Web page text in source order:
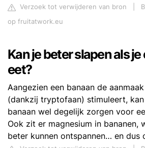
Verzoek tot verwijderen van bron
op fruitatwork.eu
Kan je beter slapen als
eet?
Aangezien een banaan de
(dankzij tryptofaan) stimuleert,
banaan wel degelijk zorgen voor
Ook zit er magnesium in bananen,
beter kunnen ontspannen… en dus